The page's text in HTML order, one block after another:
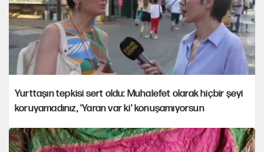
Yurttaşın tepkisi sert oldu: Muhalefet olarak hiçbir şeyi
koruyamadınız, 'Yaran var ki' konuşamıyorsun